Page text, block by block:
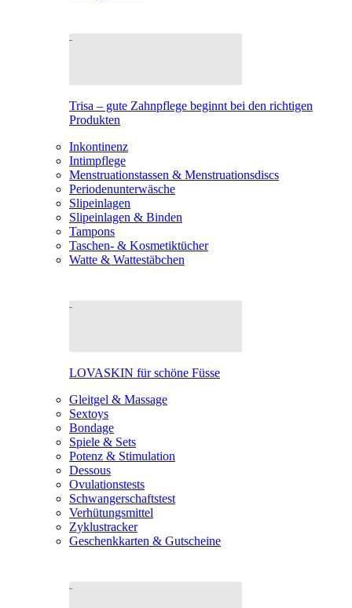
Trisa – gute Zahnpflege beginnt bei den richtigen
Produkten
Inkontinenz
Intimpflege
Menstruationstassen & Menstruationsdiscs
Periodenunterwäsche
Slipeinlagen
Slipeinlagen & Binden
Tampons
Taschen- & Kosmetiktücher
Watte & Wattestäbchen
LOVASKIN für schöne Füsse
Gleitgel & Massage
Sextoys
Bondage
Spiele & Sets
Potenz & Stimulation
Dessous
Ovulationstests
Schwangerschaftstest
Verhütungsmittel
Zyklustracker
Geschenkkarten & Gutscheine